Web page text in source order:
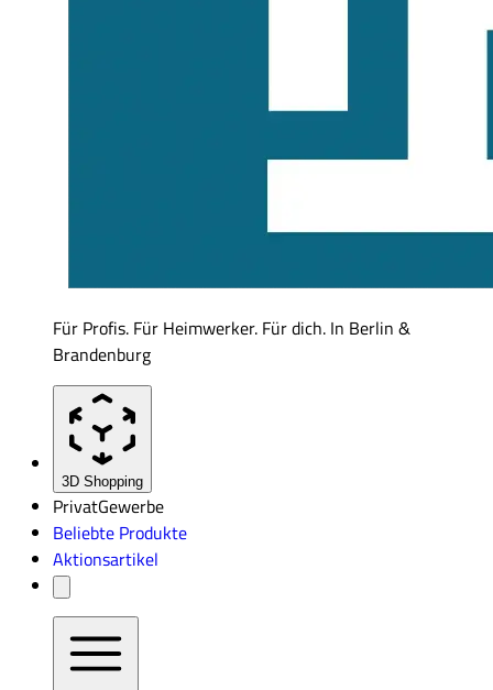
Für Profis. Für Heimwerker. Für dich. In Berlin &
Brandenburg
3D Shopping
PrivatGewerbe
Beliebte Produkte
Aktionsartikel